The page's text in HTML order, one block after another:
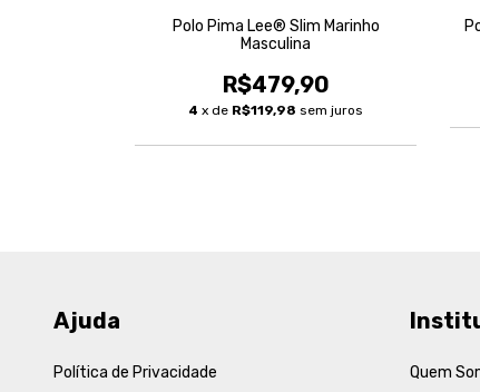
Polo Pima Lee® Slim Marinho
Masculina
R$479,90
4 x de R$119,98 sem juros
Ajuda
Política de Privacidade Quem